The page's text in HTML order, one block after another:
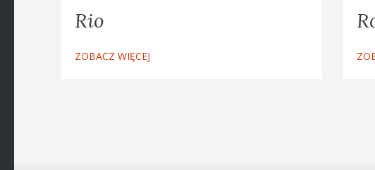
Rio
ZOBACZ WIĘCEJ